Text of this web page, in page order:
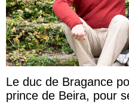
Le duc de Bragance
prince de Beira, pour